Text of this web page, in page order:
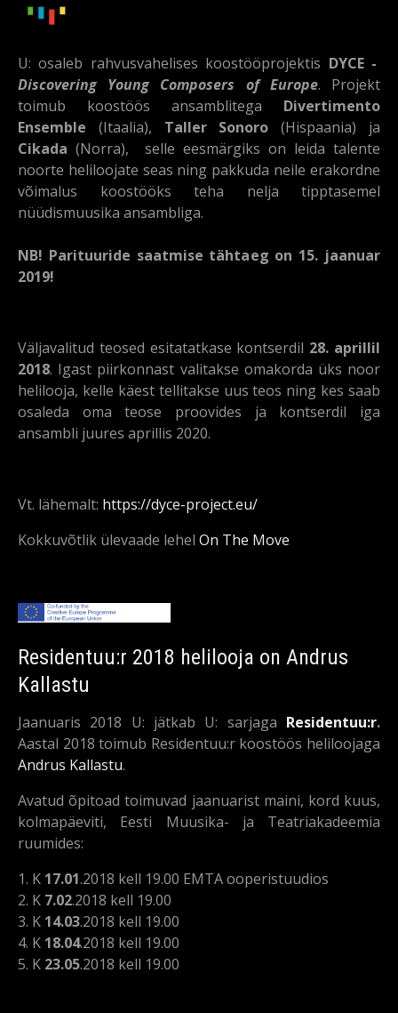
U: osaleb rahvusvahelises koostööprojektis DYCE -
Discovering Young Composers of Europe. Projekt
toimub koostöös ansamblitega Divertimento
Ensemble (Itaalia), Taller Sonoro (Hispaania) ja
Cikada (Norra), selle eesmärgiks on leida talente
noorte heliloojate seas ning pakkuda neile erakordne
võimalus koostööks teha nelja tipptasemel
nüüdismuusika ansambliga.
NB! Parituuride saatmise tähtaeg on 15. jaanuar
2019!
Väljavalitud teosed esitatatkase kontserdil 28. aprillil
2018. Igast piirkonnast valitakse omakorda üks noor
helilooja, kelle käest tellitakse uus teos ning kes saab
osaleda oma teose proovides ja kontserdil iga
ansambli juures aprillis 2020.
Vt. lähemalt: https://dyce-project.eu/
Kokkuvõtlik ülevaade lehel On The Move
Residentuu:r 2018 helilooja on Andrus
Kallastu
Jaanuaris 2018 U: jätkab U: sarjaga Residentuu:r.
Aastal 2018 toimub Residentuu:r koostöös heliloojaga
Andrus Kallastu.
Avatud õpitoad toimuvad jaanuarist maini, kord kuus,
kolmapäeviti, Eesti Muusika- ja Teatriakadeemia
ruumides:
1. K 17.01.2018 kell 19.00 EMTA ooperistuudios
2. K 7.02.2018 kell 19.00
3. K 14.03.2018 kell 19.00
4. K 18.04.2018 kell 19.00
5. K 23.05.2018 kell 19.00